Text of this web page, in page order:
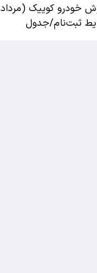
خودرو کوییک (مرداد